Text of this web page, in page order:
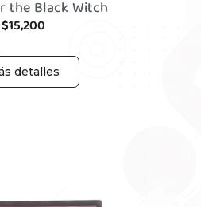
the Black Witch
$15,200
detalles